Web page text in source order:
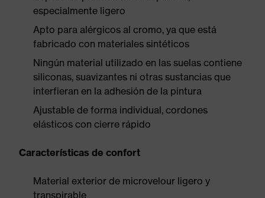
especialmente ligero
Apto para alérgicos al cromo, ya que está
fabricado con materiales sintéticos
Ningún material utilizado en las suelas contiene
siliconas, suavizantes ni otras sustancias que
interfieran en la adhesión de la pintura
Ajustable de forma individual, cordones
elásticos con cierre rápido
Características de confort
Material exterior de microvelour ligero y
transpirable